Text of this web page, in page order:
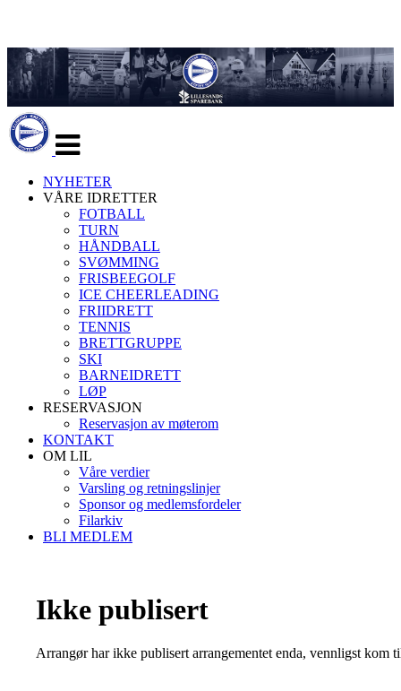
navigasjon
NYHETER
VÅRE IDRETTER
FOTBALL
TURN
HÅNDBALL
SVØMMING
FRISBEEGOLF
ICE CHEERLEADING
FRIIDRETT
TENNIS
BRETTGRUPPE
SKI
BARNEIDRETT
LØP
RESERVASJON
Reservasjon av møterom
KONTAKT
OM LIL
Våre verdier
Varsling og retningslinjer
Sponsor og medlemsfordeler
Filarkiv
BLI MEDLEM
Ikke publisert
Arrangør har ikke publisert arrangementet enda, vennligst kom